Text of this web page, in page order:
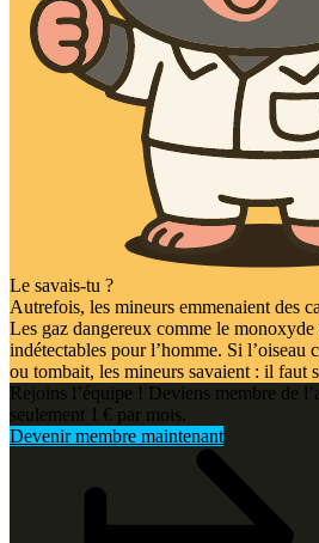
Le savais-tu ?
Autrefois, les mineurs emmenaient des
Les gaz dangereux comme le monoxyde
indétectables pour l’homme. Si l’oiseau
ou tombait, les mineurs savaient : il faut
Rejoins l’équipe ! Deviens membre de
seulement 1 € par mois.
Devenir membre maintenant